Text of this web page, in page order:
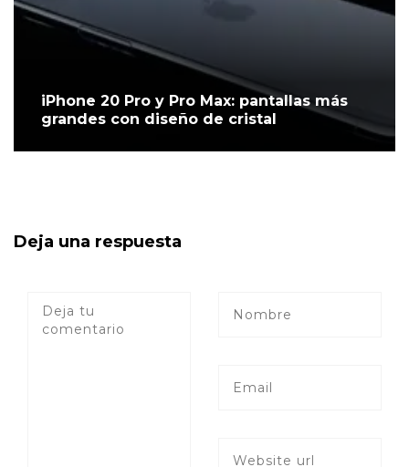
iPhone 20 Pro y Pro Max: pantallas más
grandes con diseño de cristal
Deja una respuesta